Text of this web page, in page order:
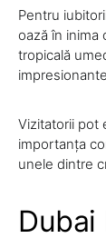
Pentru
oază în inima
tropicală
Vizitatorii pot
importanța
unele dintre
Dubai